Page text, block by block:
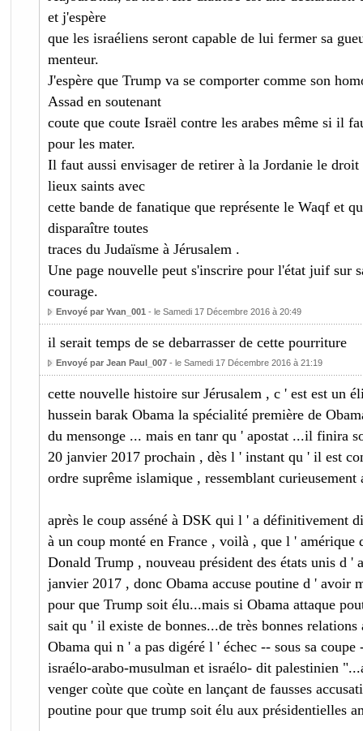
et j'espère
que les israéliens seront capable de lui fermer sa
menteur.
J'espère que Trump va se comporter comme son
Assad en soutenant
coute que coute Israël contre les arabes même si il
pour les mater.
Il faut aussi envisager de retirer à la Jordanie le droit
lieux saints avec
cette bande de fanatique que représente le Waqf et
disparaître toutes
traces du Judaïsme à Jérusalem .
Une page nouvelle peut s'inscrire pour l'état juif sur
courage.
Envoyé par Yvan_001 - le Samedi 17 Décembre 2016 à 20:49
il serait temps de se debarrasser de cette pourriture
Envoyé par Jean Paul_007- le Samedi 17 Décembre 2016 à 21:19
cette nouvelle histoire sur Jérusalem , c ' est est un
hussein barak Obama la spécialité première de
du mensonge ... mais en tanr qu ' apostat ...il finira
20 janvier 2017 prochain , dès l ' instant qu ' il est
ordre suprême islamique , ressemblant curieusement
après le coup asséné à DSK qui l ' a définitivement
à un coup monté en France , voilà , que l ' amérique
Donald Trump , nouveau président des états unis d '
janvier 2017 , donc Obama accuse poutine d ' avoir
pour que Trump soit élu...mais si Obama attaque
sait qu ' il existe de bonnes...de très bonnes
Obama qui n ' a pas digéré l ' échec -- sous sa coupe
israélo-arabo-musulman et israélo- dit palestinien
venger coùte que coùte en lançant de fausses
poutine pour que trump soit élu aux présidentielles